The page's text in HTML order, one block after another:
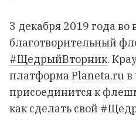
3 декабря 2019 года
благотворительный
#ЩедрыйВторник.
платформаPlaneta.ru в
присоединится к
как сделать свой